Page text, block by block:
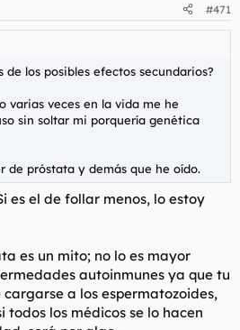
#471
de los posibles efectos secundarios?
varias veces en la vida me he
sin soltar mi porquería genética
de próstata y demás que he oído.
es el de follar menos, lo estoy
es un mito; no lo es mayor
autoinmunes ya que tu
a los espermatozoides,
todos los médicos se lo hacen